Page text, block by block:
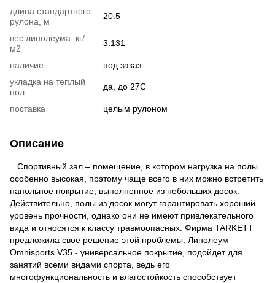
длина стандартного
рулона, м
20.5
вес линолеума, кг/
м2
3.131
наличие
под заказ
укладка на теплый
пол
да, до 27С
поставка целым рулоном
Описание
Спортивный зал – помещение, в котором нагрузка на полы
особенно высокая, поэтому чаще всего в них можно встретить
напольное покрытие, выполненное из небольших досок.
Действительно, полы из досок могут гарантировать хороший
уровень прочности, однако они не имеют привлекательного
вида и относятся к классу травмоопасных. Фирма TARKETT
предложила свое решение этой проблемы. Линолеум
Omnisports V35 - универсальное покрытие, подойдет для
занятий всеми видами спорта, ведь его
многофункциональность и влагостойкость способствует